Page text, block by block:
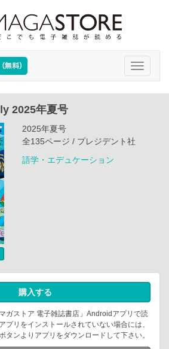
Toggle
2025年夏号
2025年夏号
全135ページ / プレジデント社
語学・エデュケーション
購入する
ガストア 電子雑誌書店」Androidアプリで読
プリをインストールされていない場合には、
タンよりアプリをダウンロードして下さい。